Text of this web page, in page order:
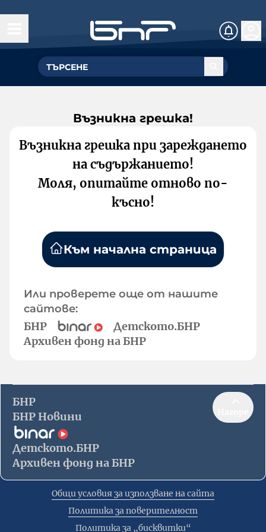
Възникна грешка!
Възникна грешка при зареждането
на съдържанието!
Моля, опитайте отново по-
късно!
Към начална страница
Или проверете още от нашите
сайтове:
БНР
Детското.БНР
Архивен фонд на БНР
БНР
БНР Новини
Детското.БНР
Архивен фонд на БНР
Общи условия за използване на сайта
Политика за поверителност
Политика за „бисквитки“